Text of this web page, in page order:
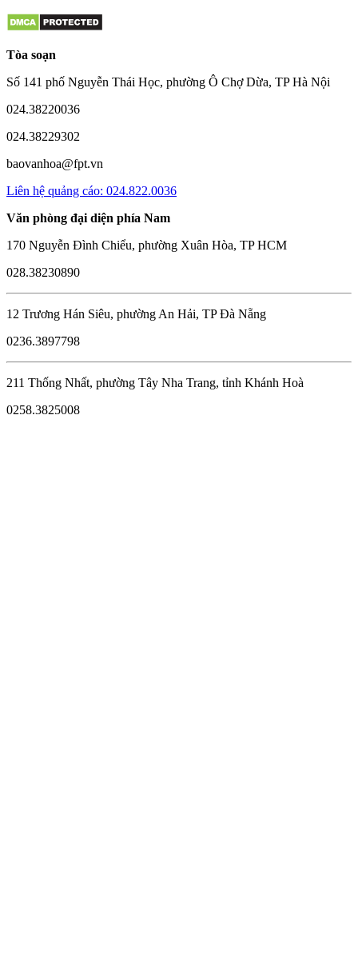
Tòa soạn
Số 141 phố Nguyễn Thái Học, phường Ô Chợ Dừa, TP Hà Nội
024.38220036
024.38229302
baovanhoa@fpt.vn
Liên hệ quảng cáo: 024.822.0036
Văn phòng đại diện phía Nam
170 Nguyễn Đình Chiểu, phường Xuân Hòa, TP HCM
028.38230890
12 Trương Hán Siêu, phường An Hải, TP Đà Nẵng
0236.3897798
211 Thống Nhất, phường Tây Nha Trang, tỉnh Khánh Hoà
0258.3825008